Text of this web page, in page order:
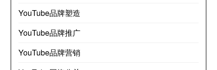
YouTube品牌塑造
YouTube品牌推广
YouTube品牌营销